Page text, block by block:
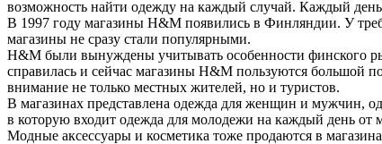
возможность найти одежду на каждый случай. Каждый
В 1997 году магазины H&M появились в Финляндии. У
магазины не сразу стали популярными.
H&M были вынуждены учитывать особенности финского
справилась и сейчас магазины H&M пользуются большой
внимание не только местных жителей, но и туристов.
В магазинах представлена одежда для женщин и мужчин,
в которую входит одежда для молодежи на каждый день от
Модные аксессуары и косметика тоже продаются в